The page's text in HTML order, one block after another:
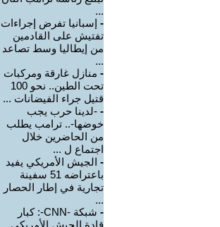
...
- إسبانيا تفرض إجراءات
تفتيش على القادمين
من إيطاليا وسط تصاعد
...
- منازل غارقة ومركبات
تحت الطين.. نحو 100
قتيل جراء الفيضانات ...
- -لدينا حرب يجب
خوضها-.. ترامب يطلب
من الحاضرين خلال
اجتماع ل ...
- الجيش الأمريكي يفيد
باعتراضه 51 سفينة
تجارية في إطار الحصار
...
-
شبكة -CNN-: كبار
قادة الجيش الأمريكي